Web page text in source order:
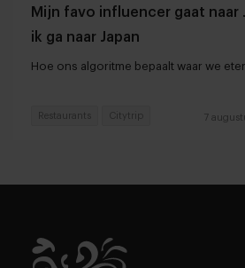
Mijn favo influencer gaat naar
ik ga naar Japan
Hoe ons algoritme bepaalt waar we
7
Restaurants Citytrip